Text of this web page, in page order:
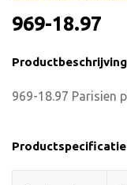
969-18.97
Productbeschrijving
969-18.97 Parisien